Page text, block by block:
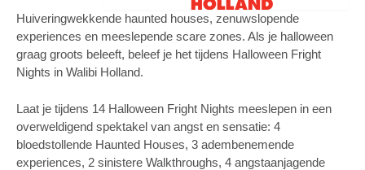
Huiveringwekkende haunted houses, zenuwslopende
experiences en meeslepende scare zones. Als je halloween
graag groots beleeft, beleef je het tijdens Halloween Fright
Nights in Walibi Holland.
Laat je tijdens 14 Halloween Fright Nights meeslepen in een
overweldigend spektakel van angst en sensatie: 4
bloedstollende Haunted Houses, 3 adembenemende
experiences, 2 sinistere Walkthroughs, 4 angstaanjagende